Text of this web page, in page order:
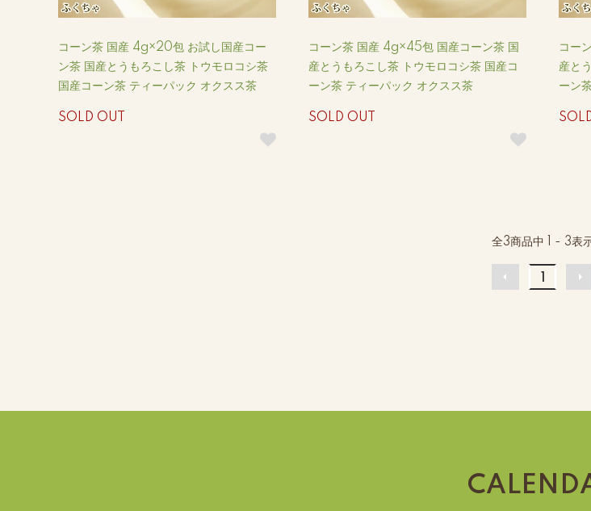
コーン茶 国産 4g×20包 お試し国産コー
ン茶 国産とうもろこし茶 トウモロコシ茶
国産コーン茶 ティーパック オクスス茶
SOLD OUT
コーン茶 国産 4g×45包 国産コーン茶 国
産とうもろこし茶 トウモロコシ茶 国産コ
ーン茶 ティーパック オクスス茶
SOLD OUT
コー
産と
ーン
全3商品中 1 - 3表